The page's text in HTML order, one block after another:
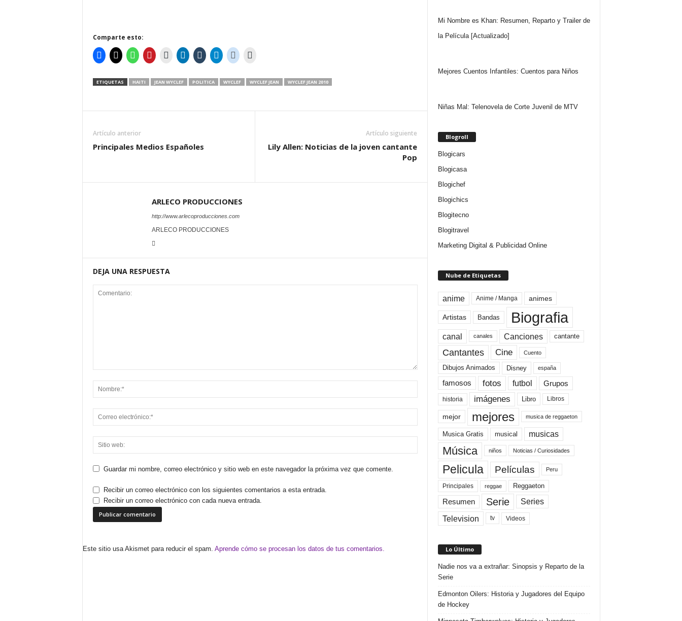
Comparte esto:
ETIQUETAS HAITI JEAN WYCLEF POLITICA WYCLEF WYCLEF JEAN WYCLEF JEAN 2010
Artículo anterior
Principales Medios Españoles
Artículo siguiente
Lily Allen: Noticias de la joven cantante
Pop
ARLECO PRODUCCIONES
http://www.arlecoproducciones.com
ARLECO PRODUCCIONES
DEJA UNA RESPUESTA
Guardar mi nombre, correo electrónico y sitio web en este navegador la próxima vez que comente.
Recibir un correo electrónico con los siguientes comentarios a esta entrada.
Recibir un correo electrónico con cada nueva entrada.
Este sitio usa Akismet para reducir el spam. Aprende cómo se procesan los datos de tus comentarios.
Mi Nombre es Khan: Resumen, Reparto y Trailer de
la Película [Actualizado]
Mejores Cuentos Infantiles: Cuentos para Niños
Niñas Mal: Telenovela de Corte Juvenil de MTV
Blogroll
Blogicars
Blogicasa
Blogichef
Blogichics
Blogitecno
Blogitravel
Marketing Digital & Publicidad Online
Nube de Etiquetas
anime Anime / Manga animes
Artistas Bandas Biografia
canal canales Canciones cantante
Cantantes Cine Cuento
Dibujos Animados Disney españa
famosos fotos futbol Grupos
historia imágenes Libro Libros
mejor mejores musica de reggaeton
Musica Gratis musical musicas
Música niños Noticias / Curiosidades
Pelicula Películas Peru
Principales reggae Reggaeton
Resumen Serie Series
Television tv Videos
Lo Último
Nadie nos va a extrañar: Sinopsis y Reparto de la
Serie
Edmonton Oilers: Historia y Jugadores del Equipo
de Hockey